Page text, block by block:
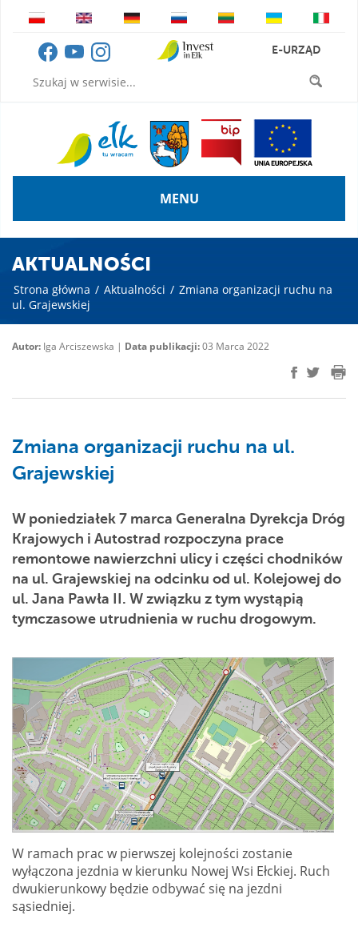
E-URZĄD
MENU
AKTUALNOŚCI
Strona główna / Aktualności / Zmiana organizacji ruchu na
ul. Grajewskiej
Autor: Iga Arciszewska | Data publikacji:03 Marca 2022
Zmiana organizacji ruchu na ul.
Grajewskiej
W poniedziałek 7 marca Generalna Dyrekcja Dróg
Krajowych i Autostrad rozpoczyna prace
remontowe nawierzchni ulicy i części chodników
na ul. Grajewskiej na odcinku od ul. Kolejowej do
ul. Jana Pawła II. W związku z tym wystąpią
tymczasowe utrudnienia w ruchu drogowym.
W ramach prac w pierwszej kolejności zostanie
wyłączona jezdnia w kierunku Nowej Wsi Ełckiej. Ruch
dwukierunkowy będzie odbywać się na jezdni
sąsiedniej.